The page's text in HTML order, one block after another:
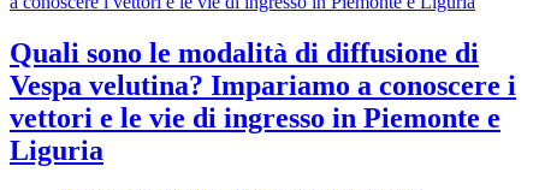
Quali sono le modalità di diffusione di
Vespa velutina? Impariamo a conoscere i
vettori e le vie di ingresso in Piemonte e
Liguria